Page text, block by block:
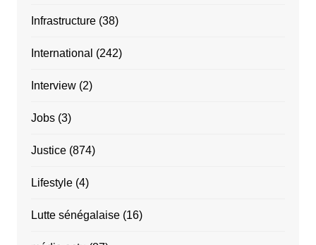
Infrastructure(38)
International (242)
Interview(2)
Jobs(3)
Justice(874)
Lifestyle(4)
Lutte sénégalaise(16)